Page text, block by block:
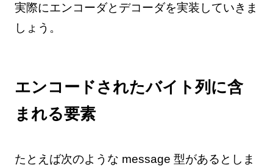
実際にエンコーダとデコーダを実装していきま
しょう。
エンコードされたバイト列に含
まれる要素
たとえば次のような message 型があるとしま